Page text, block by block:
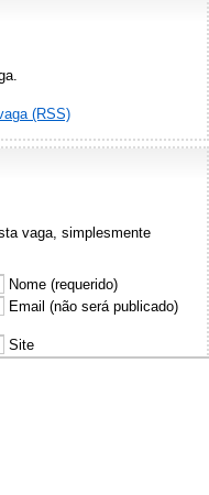
(RSS)
vaga, simplesmente
Nome (requerido)
Email (não será publicado)
Site